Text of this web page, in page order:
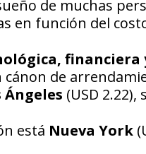
de muchas
en función del
financiera
de
Ángeles (USD
está Nueva York